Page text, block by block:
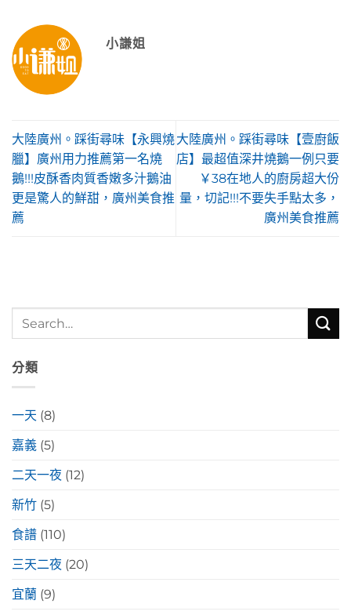
小謙姐
大陸廣州。踩街尋味【永興燒
臘】廣州用力推薦第一名燒
鵝!!!皮酥香肉質香嫩多汁鵝油
更是驚人的鮮甜，廣州美食推
薦
大陸廣州。踩街尋味【壹廚飯
店】最超值深井燒鵝一例只要
￥38在地人的廚房超大份
量，切記!!!不要失手點太多，
廣州美食推薦
分類
一天 (8)
嘉義 (5)
二天一夜 (12)
新竹 (5)
食譜 (110)
三天二夜 (20)
宜蘭 (9)